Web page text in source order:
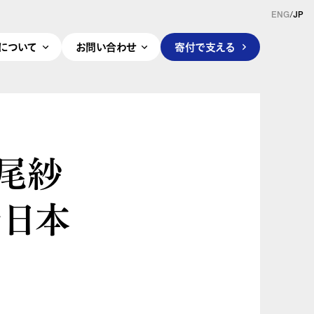
ついて お問い合わせ 寄付で支える
ENG/JP
紗
本